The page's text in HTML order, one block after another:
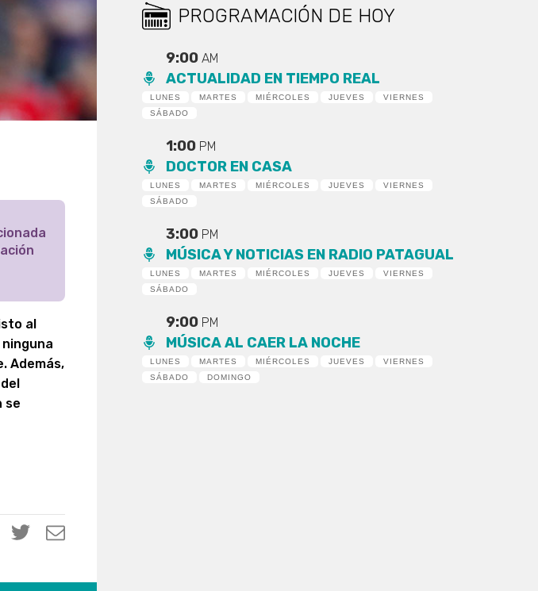
al
Además,
se
PROGRAMACIÓN DE HOY
9:00AM
ACTUALIDAD EN TIEMPO REAL
LUNES MARTES MIÉRCOLES JUEVES
VIERNES
SÁBADO
1:00 PM
DOCTOR EN CASA
LUNES MARTES MIÉRCOLES JUEVES
VIERNES
SÁBADO
3:00 PM
MÚSICA Y NOTICIAS EN RADIO PATAGUAL
LUNES MARTES MIÉRCOLES JUEVES
VIERNES
SÁBADO
9:00 PM
MÚSICA AL CAER LA NOCHE
LUNES MARTES MIÉRCOLES JUEVES
VIERNES
SÁBADO
DOMINGO